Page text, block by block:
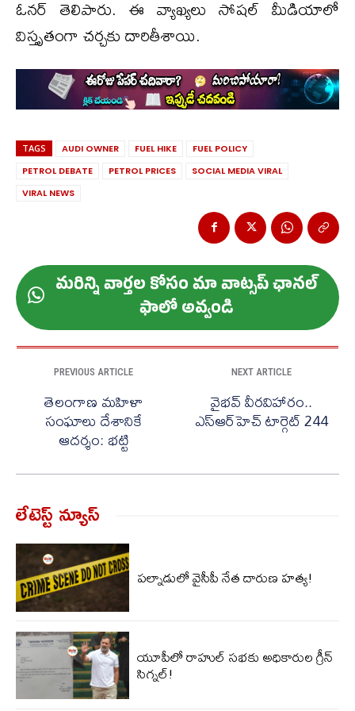
ఓనర్ తెలిపారు. ఈ వ్యాఖ్యలు సోషల్ మీడియాలో
విస్తృతంగా చర్చకు దారితీశాయి.
TAGS AUDI OWNER FUEL HIKE
FUEL POLICY
PETROL DEBATE
PETROL PRICES
SOCIAL MEDIA VIRAL
VIRAL NEWS
మ‌రిన్ని వార్త‌ల కోసం మా వాట్స‌ప్ ఛాన‌ల్
ఫాలో అవ్వండి
PREVIOUS ARTICLE
తెలంగాణ మహిళా
సంఘాలు దేశానికే
ఆదర్శం: భట్టి
NEXT ARTICLE
వైభవ్ వీరవిహారం..
ఎస్ఆర్‌హెచ్ టార్గెట్ 244
లేటెస్ట్ న్యూస్‌
ప‌ల్నాడులో వైసీపీ నేత దారుణ హ‌త్య‌!
యూపీలో రాహుల్ స‌భ‌కు అధికారుల గ్రీన్
సిగ్న‌ల్‌!